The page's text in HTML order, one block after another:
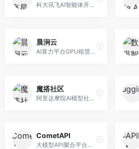
科大讯飞AI智能体开发平台，专注于企业级模型服务。面向企业用户，提供模型调用、智能体创建、行业解决方案等服务，中文能力突出。
晨涧云
AI算力平台GPU租赁服务，专注于弹性算力。面向开发者和研究者，提供GPU租赁、弹性调度、成本优化等服务，算力灵活。
魔搭社区
阿里达摩院AI模型社区，专注于中文AI生态。面向中文开发者，提供开源模型、数据集、开发工具等资源，中文模型丰富。
CometAPI
大模型API聚合平台，整合多种AI模型服务。面向开发者，提供统一接口、模型切换、监控分析等服务，API管理便捷。